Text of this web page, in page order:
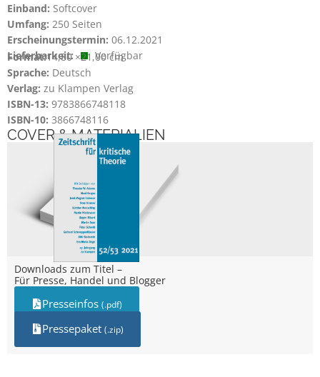
Einband: Softcover
Umfang: 250 Seiten
Erscheinungstermin: 06.12.2021
Lieferbarkeit:
Verfügbar
Format:14,80 ×21,00 cm
Sprache: Deutsch
Verlag: zu Klampen Verlag
ISBN-13: 9783866748118
ISBN-10: 3866748116
COVER & MATERIALIEN
Downloads zum Titel –
Für Presse, Handel und Blogger
Presseinfos (.pdf)
Pressepaket (.zip)